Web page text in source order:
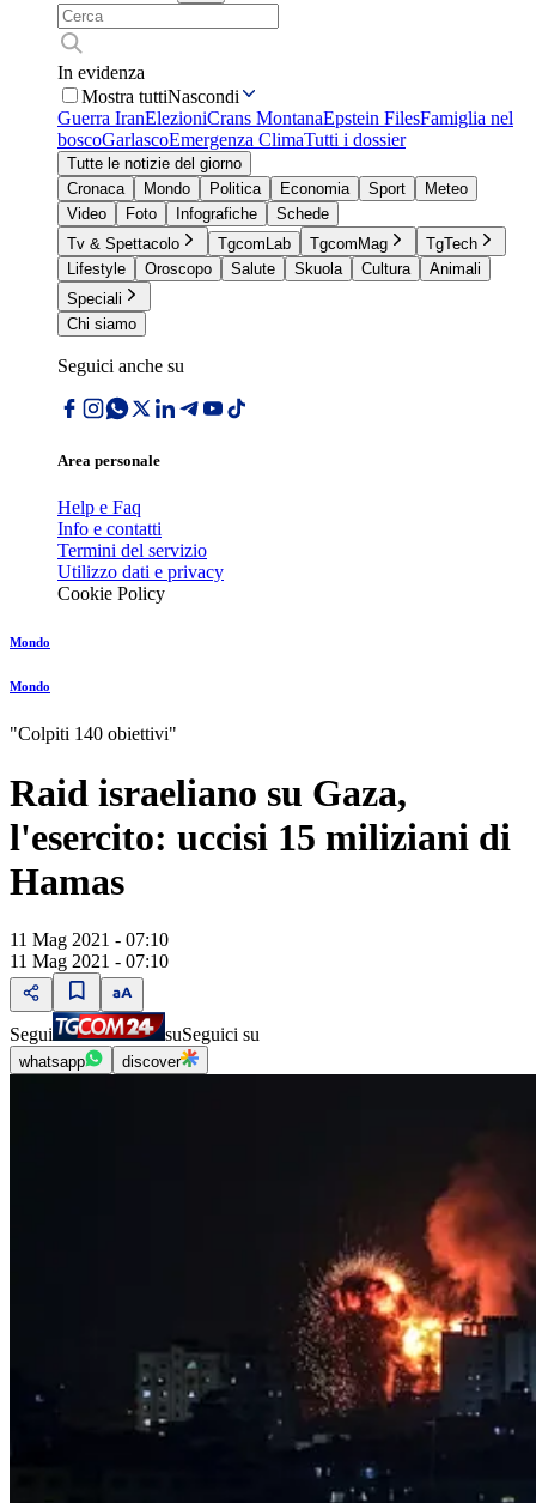
In evidenza
Mostra tuttiNascondi
Guerra IranElezioniCrans MontanaEpstein FilesFamiglia nel
boscoGarlascoEmergenza ClimaTutti i dossier
Tutte le notizie del giorno
Cronaca
Mondo Politica Economia Sport
Meteo
Video
Foto Infografiche
Schede
Tv & Spettacolo
TgcomLab TgcomMag
TgTech
Lifestyle
Oroscopo Salute Skuola Cultura
Animali
Speciali
Chi siamo
Seguici anche su
Area personale
Help e Faq
Info e contatti
Termini del servizio
Utilizzo dati e privacy
Cookie Policy
Mondo
Mondo
"Colpiti 140 obiettivi"
Raid israeliano su Gaza,
l'esercito: uccisi 15 miliziani di
Hamas
11 Mag 2021 - 07:10
11 Mag 2021 - 07:10
Segui suSeguici su
whatsapp discover